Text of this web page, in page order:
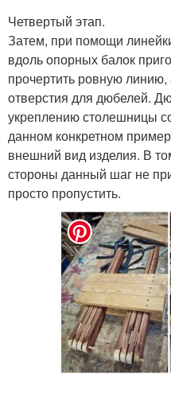
Четвертый этап.
Затем, при помощи
вдоль опорных балок
прочертить ровную
отверстия для дюбелей.
укреплению столешницы
данном конкретном
внешний вид изделия. В
стороны данный шаг не
просто пропустить.